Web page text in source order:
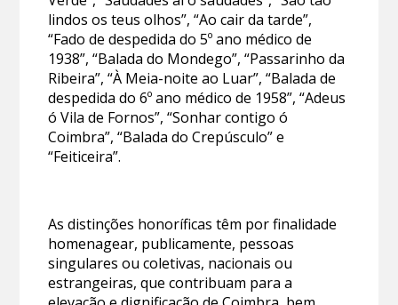
lindos os teus olhos”, “Ao cair da tarde”,
“Fado de despedida do 5º ano médico de
1938”, “Balada do Mondego”, “Passarinho da
Ribeira”, “À Meia-noite ao Luar”, “Balada de
despedida do 6º ano médico de 1958”, “Adeus
ó Vila de Fornos”, “Sonhar contigo ó
Coimbra”, “Balada do Crepúsculo” e
“Feiticeira”.
As distinções honoríficas têm por finalidade
homenagear, publicamente, pessoas
singulares ou coletivas, nacionais ou
estrangeiras, que contribuam para a